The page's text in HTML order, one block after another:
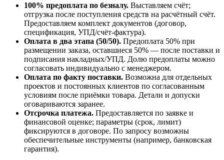
100% предоплата по безналу. Выставляем счёт;
отгрузка после поступления средств на расчётный счёт.
Предоставляем комплект документов (договор,
спецификация, УПД/счёт-фактура).
Оплата в два этапа (50/50). Предоплата 50% при
размещении заказа, оставшиеся 50% — после поставки и
подписания накладных/УПД. Долю предоплаты можно
согласовать индивидуально с менеджером.
Оплата по факту поставки. Возможна для отдельных
проектов и постоянных клиентов по согласованным
условиям после приёмки товара. Детали и допуски
оговариваются заранее.
Отсрочка платежа. Предоставляется по заявке и
финансовой оценке; параметры (срок, лимит)
фиксируются в договоре. По запросу возможны
обеспечительные инструменты (например, банковская
гарантия).